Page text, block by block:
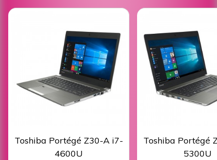
Toshiba Portégé Z30-A i7-
4600U
Toshiba Portégé
5300U